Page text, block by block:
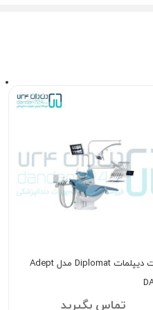
یونیت دیپلمات Diplomat مدل Adept
تماس بگیرید